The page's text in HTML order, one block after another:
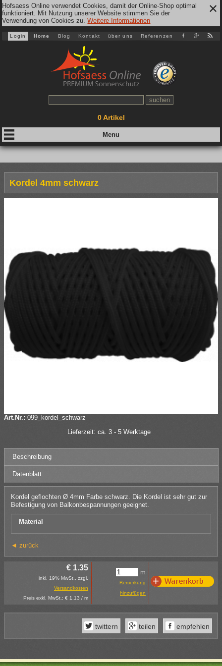
Hofsaess Online verwendet Cookies, damit der Online-Shop optimal
funktioniert. Mit Nutzung unserer Website stimmen Sie der
Verwendung von Cookies zu.Weitere Informationen
✕
Login Home Blog Kontakt über uns Referenzen
0Artikel
Kordel 4mm schwarz
Art.Nr.: 099_kordel_schwarz
Lieferzeit: ca. 3 - 5 Werktage
Beschreibung
Datenblatt
Kordel geflochten Ø 4mm Farbe schwarz. Die Kordel ist sehr gut zur
Befestigung von Balkonbespannungen geeignet.
Material
◄ zurück
€ 1.35
inkl. 19% MwSt., zzgl.
Versandkosten
Preis exkl. MwSt.: € 1.13 / m
m
Bemerkung
hinzufügen
empfehlen
teilen
twittern